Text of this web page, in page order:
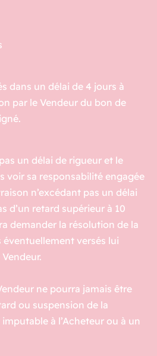
dans un délai de 4 jours à
par le Vendeur du bon de
un délai de rigueur et le
voir sa responsabilité engagée
n’excédant pas un délai
d’un retard supérieur à 10
demander la résolution de la
versés lui
ne pourra jamais être
ou suspension de la
à l’Acheteur ou à un